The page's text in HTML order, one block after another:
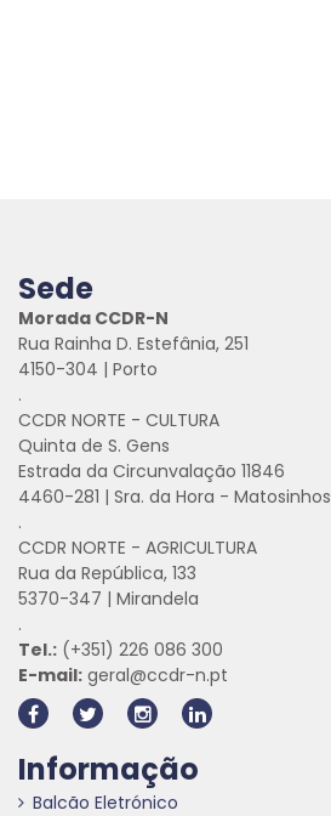
Sede
Morada CCDR-N
Rua Rainha D. Estefânia, 251
4150-304 | Porto
.
CCDR NORTE - CULTURA
Quinta de S. Gens
Estrada da Circunvalação 11846
4460-281 | Sra. da Hora - Matosinhos
.
CCDR NORTE - AGRICULTURA
Rua da República, 133
5370-347 | Mirandela
.
Tel.: (+351) 226 086 300
E-mail: geral@ccdr-n.pt
Informação
Balcão Eletrónico